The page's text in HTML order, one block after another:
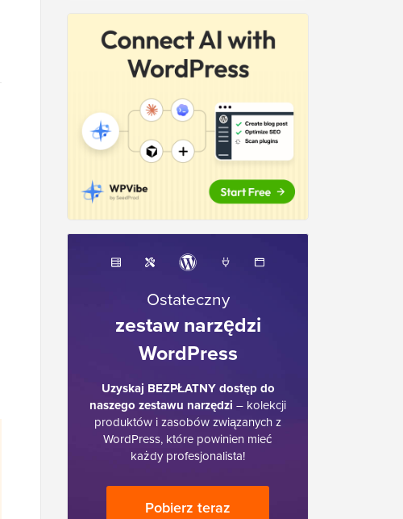
Ostateczny
zestaw narzędzi
WordPress
Uzyskaj BEZPŁATNY dostęp do
naszego zestawu narzędzi – kolekcji
produktów i zasobów związanych z
WordPress, które powinien mieć
każdy profesjonalista!
Pobierz teraz